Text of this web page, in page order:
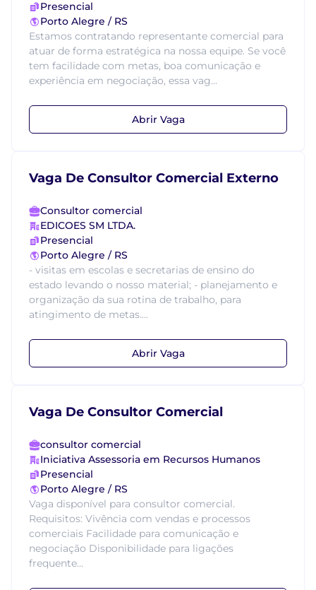
Presencial
Porto Alegre / RS
Estamos contratando representante comercial para
atuar de forma estratégica na nossa equipe. Se você
tem facilidade com metas, boa comunicação e
experiência em negociação, essa vag...
Abrir Vaga
Vaga De Consultor Comercial Externo
Consultor comercial
EDICOES SM LTDA.
Presencial
Porto Alegre / RS
- visitas em escolas e secretarias de ensino do
estado levando o nosso material; - planejamento e
organização da sua rotina de trabalho, para
atingimento de metas....
Abrir Vaga
Vaga De Consultor Comercial
consultor comercial
Iniciativa Assessoria em Recursos Humanos
Presencial
Porto Alegre / RS
Vaga disponível para consultor comercial.
Requisitos: Vivência com vendas e processos
comerciais Facilidade para comunicação e
negociação Disponibilidade para ligações
frequente...